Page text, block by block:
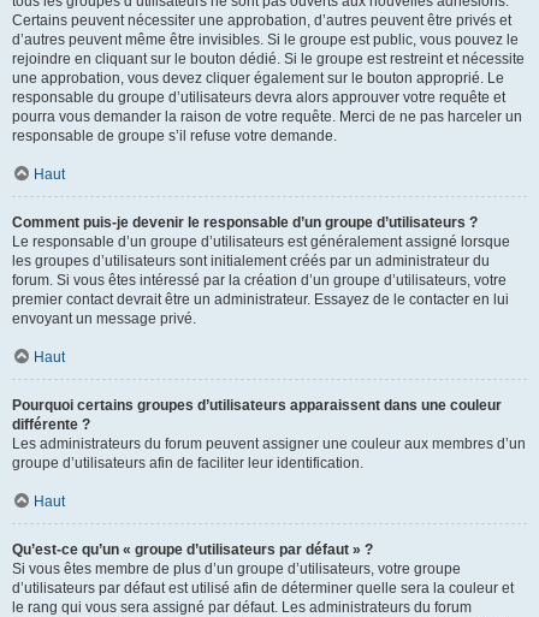
Certains peuvent nécessiter une approbation, d’autres peuvent être privés et
d’autres peuvent même être invisibles. Si le groupe est public, vous pouvez le
rejoindre en cliquant sur le bouton dédié. Si le groupe est restreint et nécessite
une approbation, vous devez cliquer également sur le bouton approprié. Le
responsable du groupe d’utilisateurs devra alors approuver votre requête et
pourra vous demander la raison de votre requête. Merci de ne pas harceler un
responsable de groupe s’il refuse votre demande.
Haut
Comment puis-je devenir le responsable d’un groupe d’utilisateurs ?
Le responsable d’un groupe d’utilisateurs est généralement assigné lorsque
les groupes d’utilisateurs sont initialement créés par un administrateur du
forum. Si vous êtes intéressé par la création d’un groupe d’utilisateurs, votre
premier contact devrait être un administrateur. Essayez de le contacter en lui
envoyant un message privé.
Haut
Pourquoi certains groupes d’utilisateurs apparaissent dans une couleur
différente ?
Les administrateurs du forum peuvent assigner une couleur aux membres d’un
groupe d’utilisateurs afin de faciliter leur identification.
Haut
Qu’est-ce qu’un « groupe d’utilisateurs par défaut » ?
Si vous êtes membre de plus d’un groupe d’utilisateurs, votre groupe
d’utilisateurs par défaut est utilisé afin de déterminer quelle sera la couleur et
le rang qui vous sera assigné par défaut. Les administrateurs du forum